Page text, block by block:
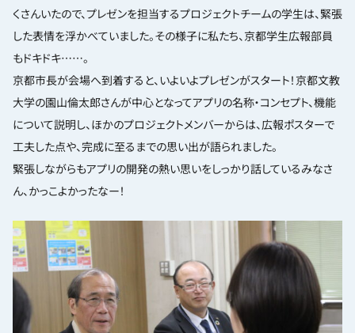
くさんいたので、プレゼンを担当するプロジェクトチームの学生は、緊張
した表情を浮かべていました。その様子に私たち、京都学生広報部員
もドキドキ……。
京都市長が会場へ到着すると、いよいよプレゼンがスタート！京都文教
大学の園山倫太郎さんが中心となってアプリの名称・コンセプト、機能
について説明し、ほかのプロジェクトメンバーからは、広報ポスターで
工夫した点や、完成に至るまでの思い出が語られました。
緊張しながらもアプリの開発の熱い思いをしっかり話しているみなさ
ん、かっこよかったなー！